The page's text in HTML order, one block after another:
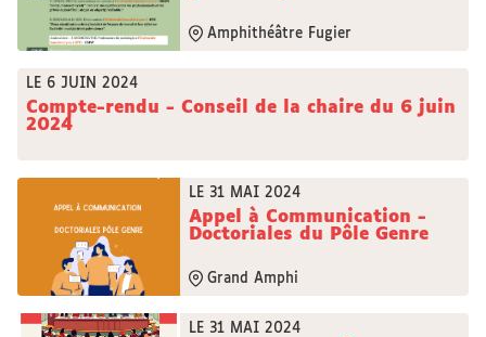
Amphithéâtre Fugier
LE 6 JUIN 2024
Compte-rendu - Conseil de la chaire du 6 juin
2024
LE 31 MAI 2024
Appel à Communication -
Doctoriales du Pôle Genre
Grand Amphi
LE 31 MAI 2024